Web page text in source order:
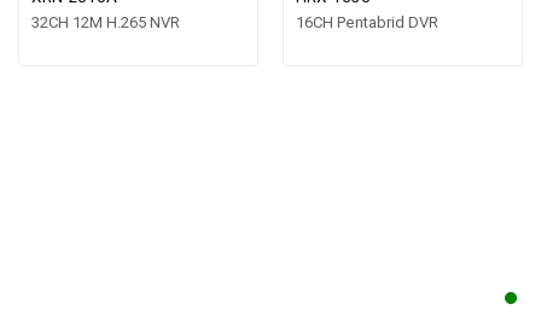
32CH 12M H.265 NVR 16CH Pentabrid DVR